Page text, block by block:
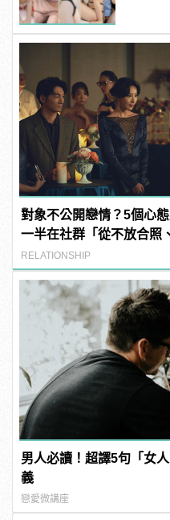
對象不公開戀情？5個心
一半在社群「從不放合照
交」
RELATIONSHIP
男人必讀！超譯5句「女
義
戀愛微講座